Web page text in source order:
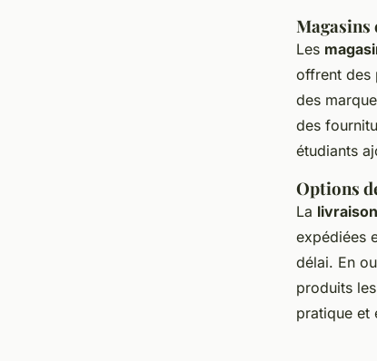
Magasins
Les
offrent des
des
des
étudiants
Options
La
expédiées
délai. En
produits
pratique et